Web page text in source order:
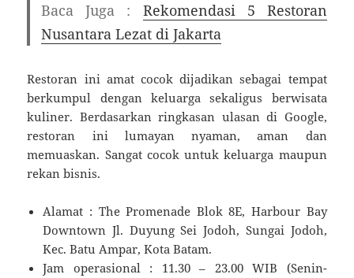
Baca Juga : Rekomendasi 5 Restoran
Nusantara Lezat di Jakarta
Restoran ini amat cocok dijadikan sebagai tempat
berkumpul dengan keluarga sekaligus berwisata
kuliner. Berdasarkan ringkasan ulasan di Google,
restoran ini lumayan nyaman, aman dan
memuaskan. Sangat cocok untuk keluarga maupun
rekan bisnis.
Alamat : The Promenade Blok 8E, Harbour Bay
Downtown Jl. Duyung Sei Jodoh, Sungai Jodoh,
Kec. Batu Ampar, Kota Batam.
Jam operasional : 11.30 – 23.00 WIB (Senin-